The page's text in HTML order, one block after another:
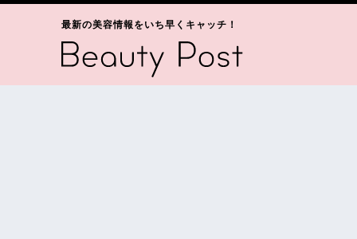
最新の美容情報をいち早くキャッチ！